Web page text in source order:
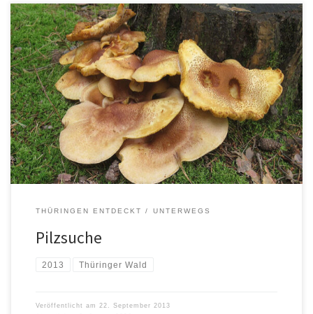
THÜRINGEN ENTDECKT UNTERWEGS
Pilzsuche
2013 Thüringer Wald
Veröffentlicht am 22. September 2013